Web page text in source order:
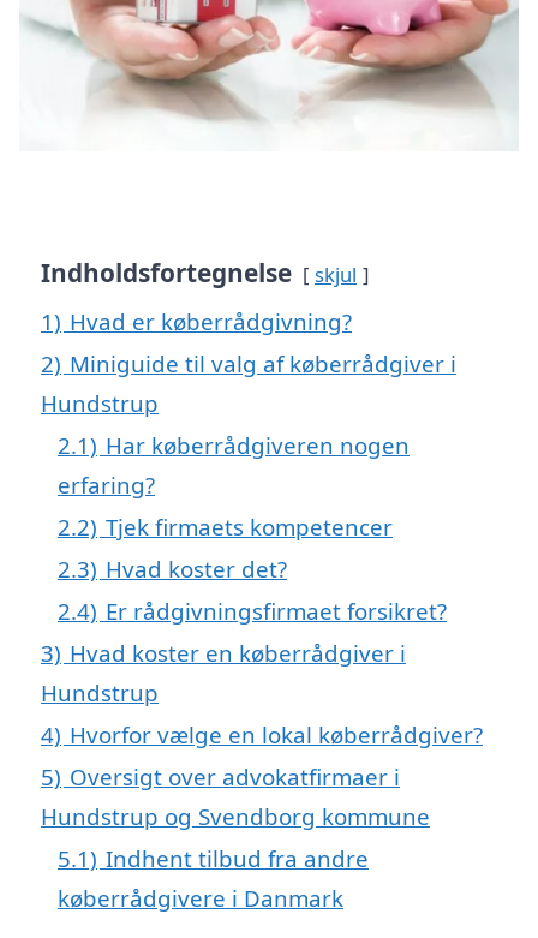
Indholdsfortegnelse skjul
1) Hvad er køberrådgivning?
2) Miniguide til valg af køberrådgiver i
Hundstrup
2.1) Har køberrådgiveren nogen
erfaring?
2.2) Tjek firmaets kompetencer
2.3) Hvad koster det?
2.4) Er rådgivningsfirmaet forsikret?
3) Hvad koster en køberrådgiver i
Hundstrup
4) Hvorfor vælge en lokal køberrådgiver?
5) Oversigt over advokatfirmaer i
Hundstrup og Svendborg kommune
5.1) Indhent tilbud fra andre
køberrådgivere i Danmark